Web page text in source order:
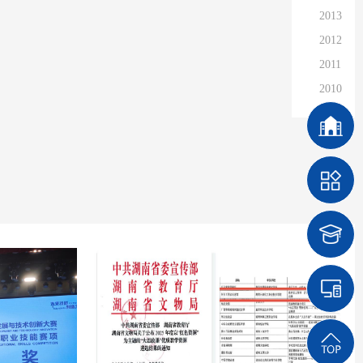
2013
2012
2011
2010
2009
2008
2007
2006
2005
2004